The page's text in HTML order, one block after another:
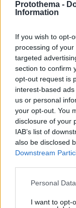
Protothema -
Information
If you wish to opt-
processing of
targeted
section to confirm
opt-out request is
interest-based
us or personal
your opt-out. You
disclosure of your
IAB’s list of
also be disclosed
Downstream
Please note that
not limited to your
Personal
I want to opt-
Από
Αεροσυνοδός,
της
Σουτίντα, που
της σήμερα